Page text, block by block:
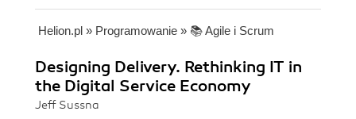
Helion.pl » Programowanie » 📚 Agile i Scrum
Designing Delivery. Rethinking IT in
the Digital Service Economy
Jeff Sussna